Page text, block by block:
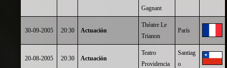
Gagnant
30-09-2005 20:30 Actuación
Théatre Le
Trianon
París
20-08-2005 20:30 Actuación
Teatro
Providencia
Santiag
o